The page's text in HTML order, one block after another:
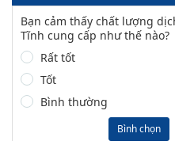
Bạn cảm thấy chất lượng
Tĩnh cung cấp như thế nào?
Rất tốt
Tốt
Bình thường
Bình chọn